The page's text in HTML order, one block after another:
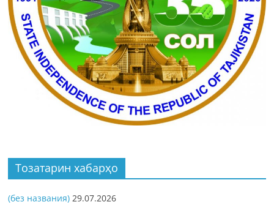
Тозатарин хабарҳо
(без названия) 29.07.2026